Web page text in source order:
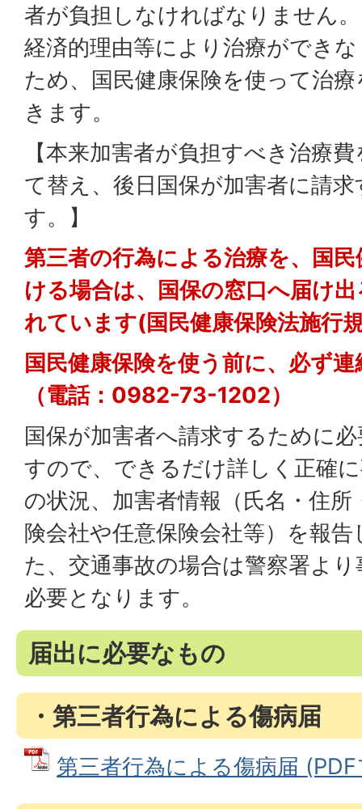
者が負担しなければなりません
経済的理由等により治療ができ
ため、国民健康保険を使って治
きます。
【本来加害者が負担すべき治療
て替え、後日国保が加害者に請
す。】
第三者の行為による治療を、国
ける場合は、国保の窓口へ届け
れています(国民健康保険法施行
国民健康保険を使う前に、必ず
（電話：0982-73-1202）
国保が加害者へ請求するために
すので、できるだけ詳しく正確
の状況、加害者情報（氏名・住所
険会社や任意保険会社等）を報
た、交通事故の場合は警察署よ
必要となります。
届出に必要なもの
・第三者行為による傷病届
第三者行為による傷病届